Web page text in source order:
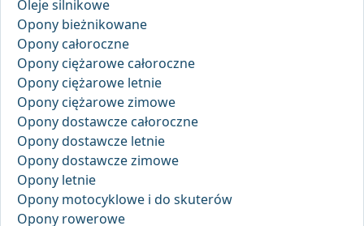
Oleje silnikowe
Opony bieżnikowane
Opony całoroczne
Opony ciężarowe całoroczne
Opony ciężarowe letnie
Opony ciężarowe zimowe
Opony dostawcze całoroczne
Opony dostawcze letnie
Opony dostawcze zimowe
Opony letnie
Opony motocyklowe i do skuterów
Opony rowerowe